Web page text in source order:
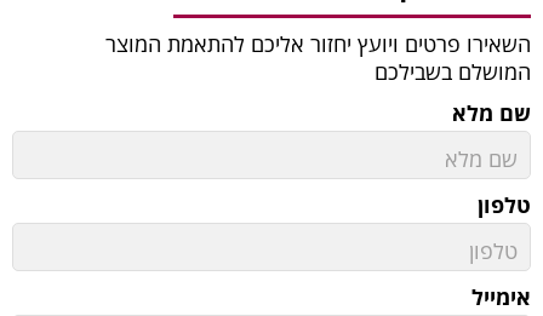
השאירו פרטים ויועץ יחזור אליכם להתאמת המוצר
המושלם בשבילכם
שם מלא
טלפון
אימייל